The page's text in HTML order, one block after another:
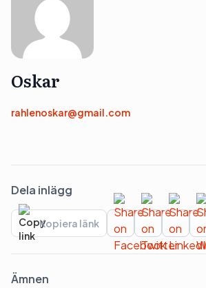
Oskar
rahlenoskar@gmail.com
Dela inlägg
Kopiera länk
Ämnen